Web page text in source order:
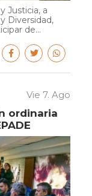
Justicia, a
Diversidad,
de...
Vie 7. Ago
ordinaria